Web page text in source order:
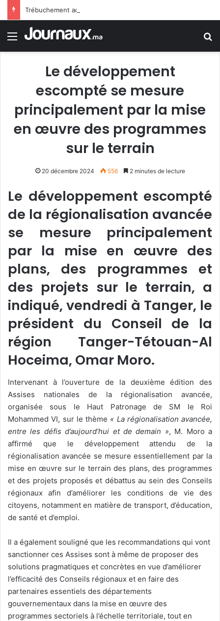
Menu
Le développement
escompté se mesure
principalement par la mise
en œuvre des programmes
sur le terrain
20 décembre 2024 556 2 minutes de lecture
Le développement escompté
de la régionalisation avancée
se mesure principalement
par la mise en œuvre des
plans, des programmes et
des projets sur le terrain, a
indiqué, vendredi à Tanger, le
président du Conseil de la
région Tanger-Tétouan-Al
Hoceima, Omar Moro.
Intervenant à l’ouverture de la deuxième édition des
Assises nationales de la régionalisation avancée,
organisée sous le Haut Patronage de SM le Roi
Mohammed VI, sur le thème « La régionalisation avancée,
entre les défis d’aujourd’hui et de demain », M. Moro a
affirmé que le développement attendu de la
régionalisation avancée se mesure essentiellement par la
mise en œuvre sur le terrain des plans, des programmes
et des projets proposés et débattus au sein des Conseils
régionaux afin d’améliorer les conditions de vie des
citoyens, notamment en matière de transport, d’éducation,
de santé et d’emploi.
Il a également souligné que les recommandations qui vont
sanctionner ces Assises sont à même de proposer des
solutions pragmatiques et concrètes en vue d’améliorer
l’efficacité des Conseils régionaux et en faire des
partenaires essentiels des départements
gouvernementaux dans la mise en œuvre des
programmes sectoriels à l’échelle territoriale, tout en